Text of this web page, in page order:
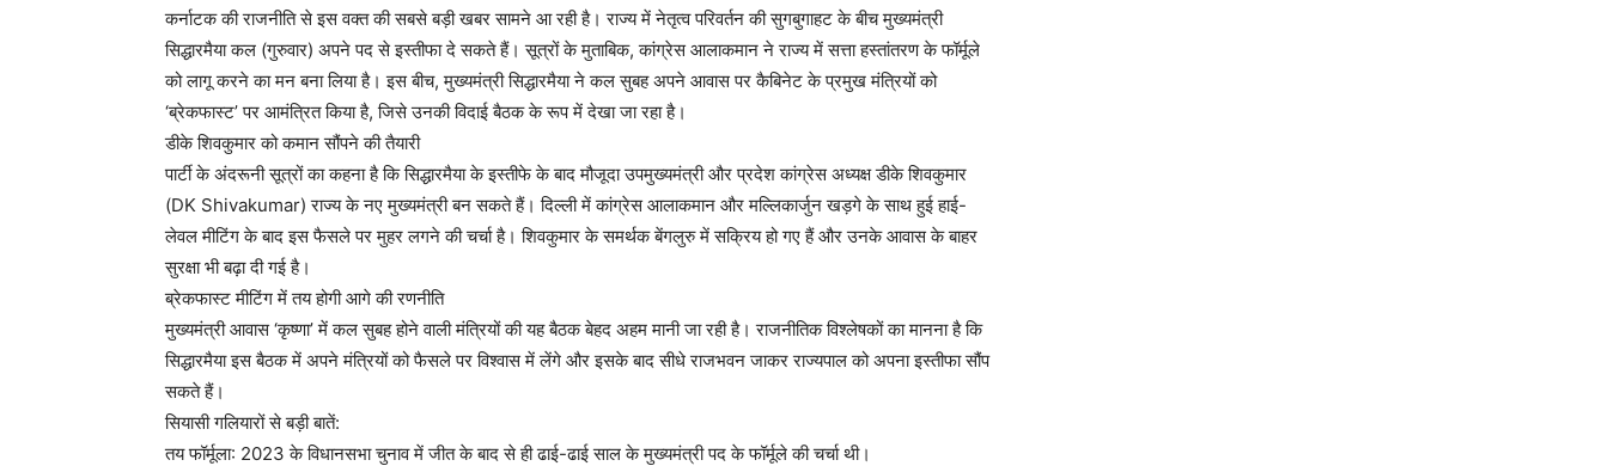
कर्नाटक की राजनीति से इस वक्त की सबसे बड़ी खबर सामने आ रही है। राज्य में नेतृत्व परिवर्तन की सुगबुगाहट के बीच मुख्यमंत्री
सिद्धारमैया कल (गुरुवार) अपने पद से इस्तीफा दे सकते हैं। सूत्रों के मुताबिक, कांग्रेस आलाकमान ने राज्य में सत्ता हस्तांतरण के फॉर्मूले
को लागू करने का मन बना लिया है। इस बीच, मुख्यमंत्री सिद्धारमैया ने कल सुबह अपने आवास पर कैबिनेट के प्रमुख मंत्रियों को
‘ब्रेकफास्ट’ पर आमंत्रित किया है, जिसे उनकी विदाई बैठक के रूप में देखा जा रहा है।
डीके शिवकुमार को कमान सौंपने की तैयारी
पार्टी के अंदरूनी सूत्रों का कहना है कि सिद्धारमैया के इस्तीफे के बाद मौजूदा उपमुख्यमंत्री और प्रदेश कांग्रेस अध्यक्ष डीके शिवकुमार
(DK Shivakumar) राज्य के नए मुख्यमंत्री बन सकते हैं। दिल्ली में कांग्रेस आलाकमान और मल्लिकार्जुन खड़गे के साथ हुई हाई-
लेवल मीटिंग के बाद इस फैसले पर मुहर लगने की चर्चा है। शिवकुमार के समर्थक बेंगलुरु में सक्रिय हो गए हैं और उनके आवास के बाहर
सुरक्षा भी बढ़ा दी गई है।
ब्रेकफास्ट मीटिंग में तय होगी आगे की रणनीति
मुख्यमंत्री आवास ‘कृष्णा’ में कल सुबह होने वाली मंत्रियों की यह बैठक बेहद अहम मानी जा रही है। राजनीतिक विश्लेषकों का मानना है कि
सिद्धारमैया इस बैठक में अपने मंत्रियों को फैसले पर विश्वास में लेंगे और इसके बाद सीधे राजभवन जाकर राज्यपाल को अपना इस्तीफा सौंप
सकते हैं।
सियासी गलियारों से बड़ी बातें:
तय फॉर्मूला: 2023 के विधानसभा चुनाव में जीत के बाद से ही ढाई-ढाई साल के मुख्यमंत्री पद के फॉर्मूले की चर्चा थी।